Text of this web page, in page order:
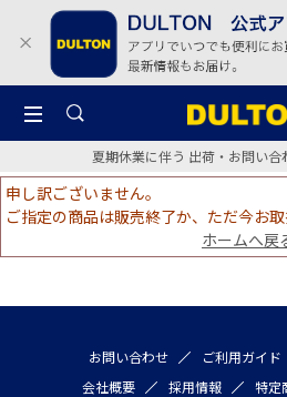
夏期休業に伴う 出荷・お問い合
申し訳ございません。
ご指定の商品は販売終了か、ただ今お取
ホームへ戻
お問い合わせ ご利用ガイド
会社概要
採用情報 特定